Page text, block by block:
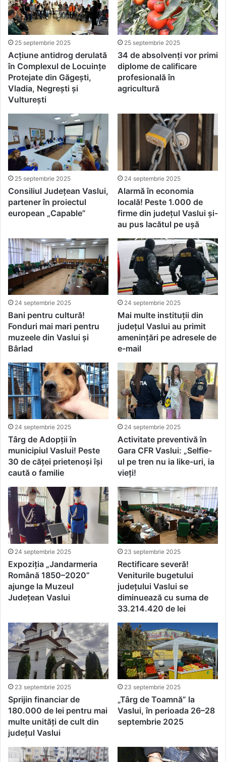
25 septembrie 2025
Acțiune antidrog derulată
în Complexul de Locuințe
Protejate din Găgești,
Vladia, Negrești și
Vulturești
25 septembrie 2025
34 de absolvenți vor primi
diplome de calificare
profesională în
agricultură
25 septembrie 2025
Consiliul Județean Vaslui,
partener în proiectul
european „Capable”
24 septembrie 2025
Alarmă în economia
locală! Peste 1.000 de
firme din județul Vaslui și-
au pus lacătul pe ușă
24 septembrie 2025
Bani pentru cultură!
Fonduri mai mari pentru
muzeele din Vaslui și
Bârlad
24 septembrie 2025
Mai multe instituții din
județul Vaslui au primit
amenințări pe adresele de
e-mail
24 septembrie 2025
Târg de Adopții în
municipiul Vaslui! Peste
30 de căței prietenoși își
caută o familie
24 septembrie 2025
Activitate preventivă în
Gara CFR Vaslui: „Selfie-
ul pe tren nu ia like-uri, ia
vieți!
24 septembrie 2025
Expoziția „Jandarmeria
Română 1850–2020”
ajunge la Muzeul
Județean Vaslui
23 septembrie 2025
Rectificare severă!
Veniturile bugetului
județului Vaslui se
diminuează cu suma de
33.214.420 de lei
23 septembrie 2025
Sprijin financiar de
180.000 de lei pentru mai
multe unități de cult din
județul Vaslui
23 septembrie 2025
„Târg de Toamnă” la
Vaslui, în perioada 26–28
septembrie 2025